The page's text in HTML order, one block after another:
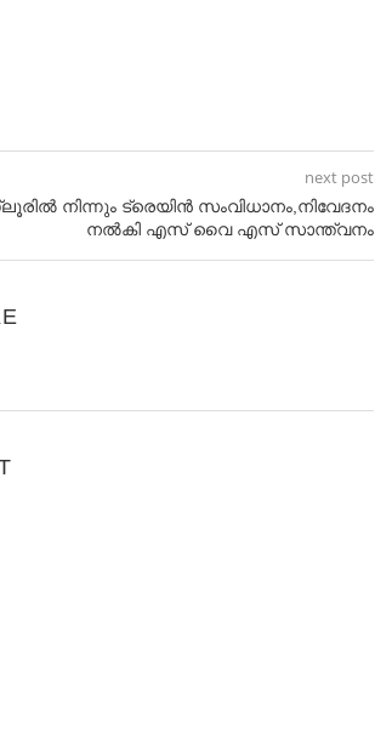
next post
നിന്നും ട്രെയിൻ സംവിധാനം,നിവേദനം
നൽകി എസ് വൈ എസ് സാന്ത്വനം